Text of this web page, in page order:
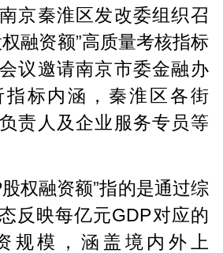
京秦淮区发改委组织召
融资额”高质量考核指标
议邀请南京市委金融办
标内涵，秦淮区各街
责人及企业服务专员等
权融资额”指的是通过综
反映每亿元GDP对应的
规模，涵盖境内外上